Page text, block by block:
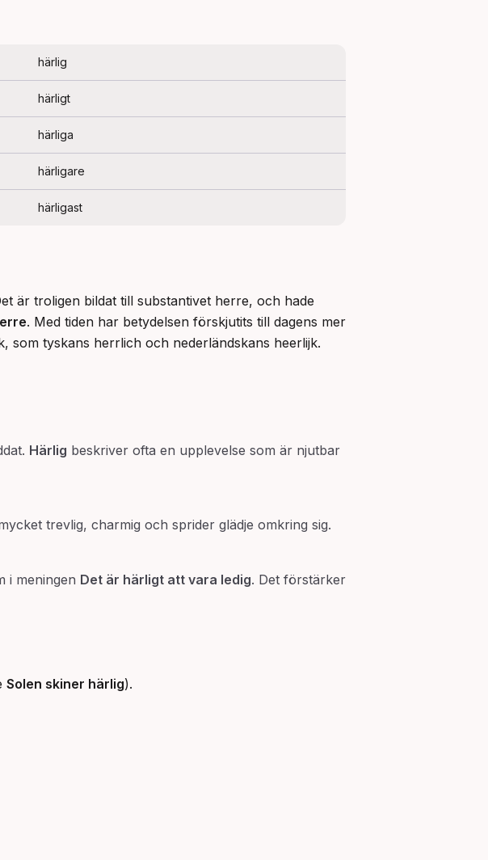
härlig
härligt
härliga
härligare
härligast
är troligen bildat till substantivet herre, och hade
. Med tiden har betydelsen förskjutits till dagens mer
som tyskans herrlich och nederländskans heerlijk.
Härlig beskriver ofta en upplevelse som är njutbar
trevlig, charmig och sprider glädje omkring sig.
i meningen Det är härligt att vara ledig. Det förstärker
Solen skiner härlig).